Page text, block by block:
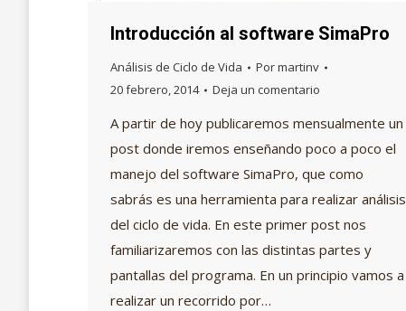
Introducción al software SimaPro
Análisis de Ciclo de Vida Pormartinv
20 febrero, 2014
Deja un comentario
A partir de hoy publicaremos mensualmente un
post donde iremos enseñando poco a poco el
manejo del software SimaPro, que como
sabrás es una herramienta para realizar análisis
del ciclo de vida. En este primer post nos
familiarizaremos con las distintas partes y
pantallas del programa. En un principio vamos a
realizar un recorrido por…